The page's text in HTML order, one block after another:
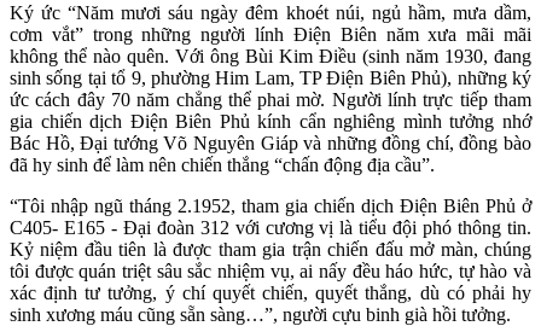
Ký ức “Năm mươi sáu ngày đêm khoét núi, ngủ hầm, mưa dầm,
cơm vắt” trong những người lính Điện Biên năm xưa mãi mãi
không thể nào quên. Với ông Bùi Kim Điều (sinh năm 1930, đang
sinh sống tại tổ 9, phường Him Lam, TP Điện Biên Phủ), những ký
ức cách đây 70 năm chẳng thể phai mờ. Người lính trực tiếp tham
gia chiến dịch Điện Biên Phủ kính cẩn nghiêng mình tưởng nhớ
Bác Hồ, Đại tướng Võ Nguyên Giáp và những đồng chí, đồng bào
đã hy sinh để làm nên chiến thắng “chấn động địa cầu”.
“Tôi nhập ngũ tháng 2.1952, tham gia chiến dịch Điện Biên Phủ ở
C405- E165 - Đại đoàn 312 với cương vị là tiểu đội phó thông tin.
Kỷ niệm đầu tiên là được tham gia trận chiến đấu mở màn, chúng
tôi được quán triệt sâu sắc nhiệm vụ, ai nấy đều háo hức, tự hào và
xác định tư tưởng, ý chí quyết chiến, quyết thắng, dù có phải hy
sinh xương máu cũng sẵn sàng…”, người cựu binh già hồi tưởng.